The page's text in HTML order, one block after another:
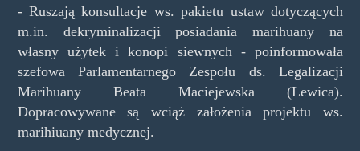
- Ruszają konsultacje ws. pakietu ustaw dotyczących
m.in. dekryminalizacji posiadania marihuany na
własny użytek i konopi siewnych - poinformowała
szefowa Parlamentarnego Zespołu ds. Legalizacji
Marihuany Beata Maciejewska (Lewica).
Dopracowywane są wciąż założenia projektu ws.
marihiuany medycznej.